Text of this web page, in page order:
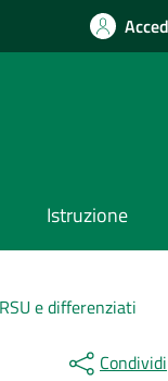
Istruzione
e differenziati
Condividi